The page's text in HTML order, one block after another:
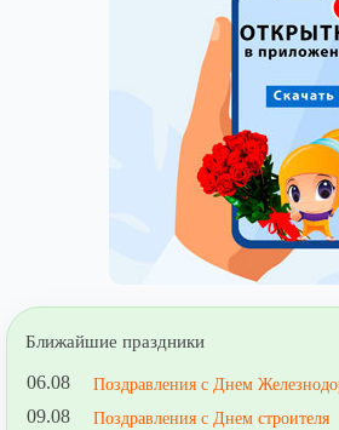
Ближайшие праздники
06.08 Поздравления с Днем
09.08
Поздравления с Днем строителя